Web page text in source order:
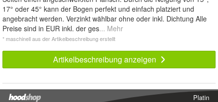
17° oder 45° kann der Bogen perfekt und einfach platziert und
angebracht werden. Verzinkt wählbar ohne oder inkl. Dichtung Alle
Preise sind in EUR inkl. der ges... Mehr
* maschinell aus der Artikelbeschreibung erstellt
Artikelbeschreibung anzeigen
Platin